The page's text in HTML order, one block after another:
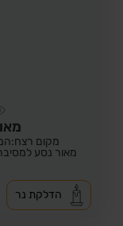
מקום
מאור נסע
הדלקת נר